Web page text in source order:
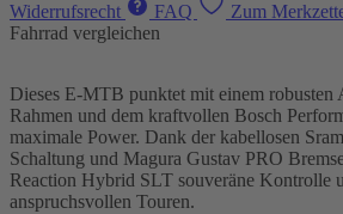
Widerrufsrecht
FAQ
Zum
Fahrrad vergleichen
Dieses E-MTB punktet mit einem robusten
Rahmen und dem kraftvollen Bosch
maximale Power. Dank der kabellosen
Schaltung und Magura Gustav PRO
Reaction Hybrid SLT souveräne Kontrolle
anspruchsvollen Touren.